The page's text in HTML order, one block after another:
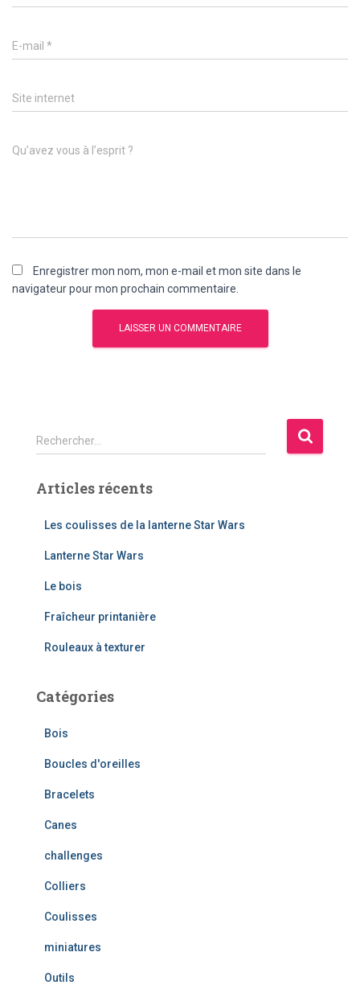
E-mail *
Site internet
Qu’avez vous à l’esprit ?
Enregistrer mon nom, mon e-mail et mon site dans le
navigateur pour mon prochain commentaire.
R
e
h
Rechercher…
Articles récents
Les coulisses de la lanterne Star Wars
Lanterne Star Wars
Le bois
Fraîcheur printanière
Rouleaux à texturer
Catégories
Bois
Boucles d'oreilles
Bracelets
Canes
challenges
Colliers
Coulisses
miniatures
Outils